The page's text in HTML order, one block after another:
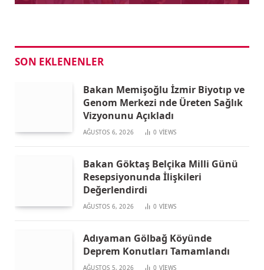
SON EKLENENLER
Bakan Memişoğlu İzmir Biyotıp ve
Genom Merkezi nde Üreten Sağlık
Vizyonunu Açıkladı
AĞUSTOS 6, 2026 0 VIEWS
Bakan Göktaş Belçika Milli Günü
Resepsiyonunda İlişkileri
Değerlendirdi
AĞUSTOS 6, 2026 0 VIEWS
Adıyaman Gölbağ Köyünde
Deprem Konutları Tamamlandı
AĞUSTOS 5, 2026 0 VIEWS